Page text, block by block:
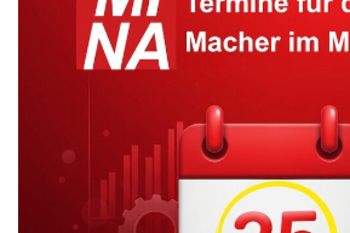
entsprechend ausrichten
Quelle: Akz-Presse
ARKM.marketing